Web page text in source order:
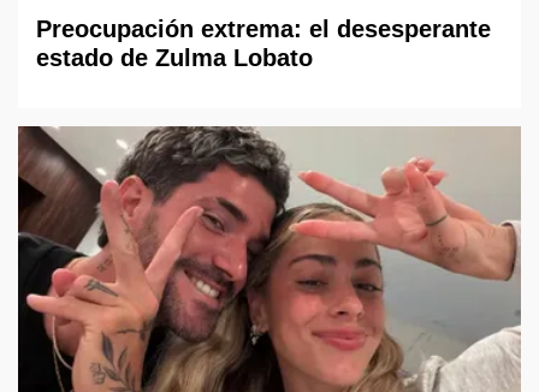
Preocupación extrema: el desesperante
estado de Zulma Lobato